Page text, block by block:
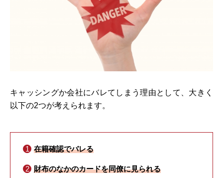
キャッシングか会社にバレてしまう理由として、大きく
以下の2つが考えられます。
在籍確認でバレる
財布のなかのカードを同僚に見られる